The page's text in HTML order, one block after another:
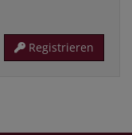
Registrieren